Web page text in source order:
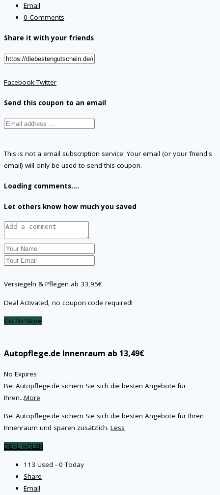
Email
0 Comments
Share it with your friends
FacebookTwitter
Send this coupon to an email
This is not a email subscription service. Your email (or your friend's
email) will only be used to send this coupon.
Loading comments....
Let others know how much you saved
Versiegeln & Pflegen ab 33,95€
Deal Activated, no coupon code required!
Go To Store
Autopflege.de Innenraum ab 13,49€
No Expires
Bei Autopflege.de sichern Sie sich die besten Angebote für
Ihren...More
Bei Autopflege.de sichern Sie sich die besten Angebote für Ihren
Innenraum und sparen zusätzlich. Less
DEAL HOLEN
113 Used - 0 Today
Share
Email